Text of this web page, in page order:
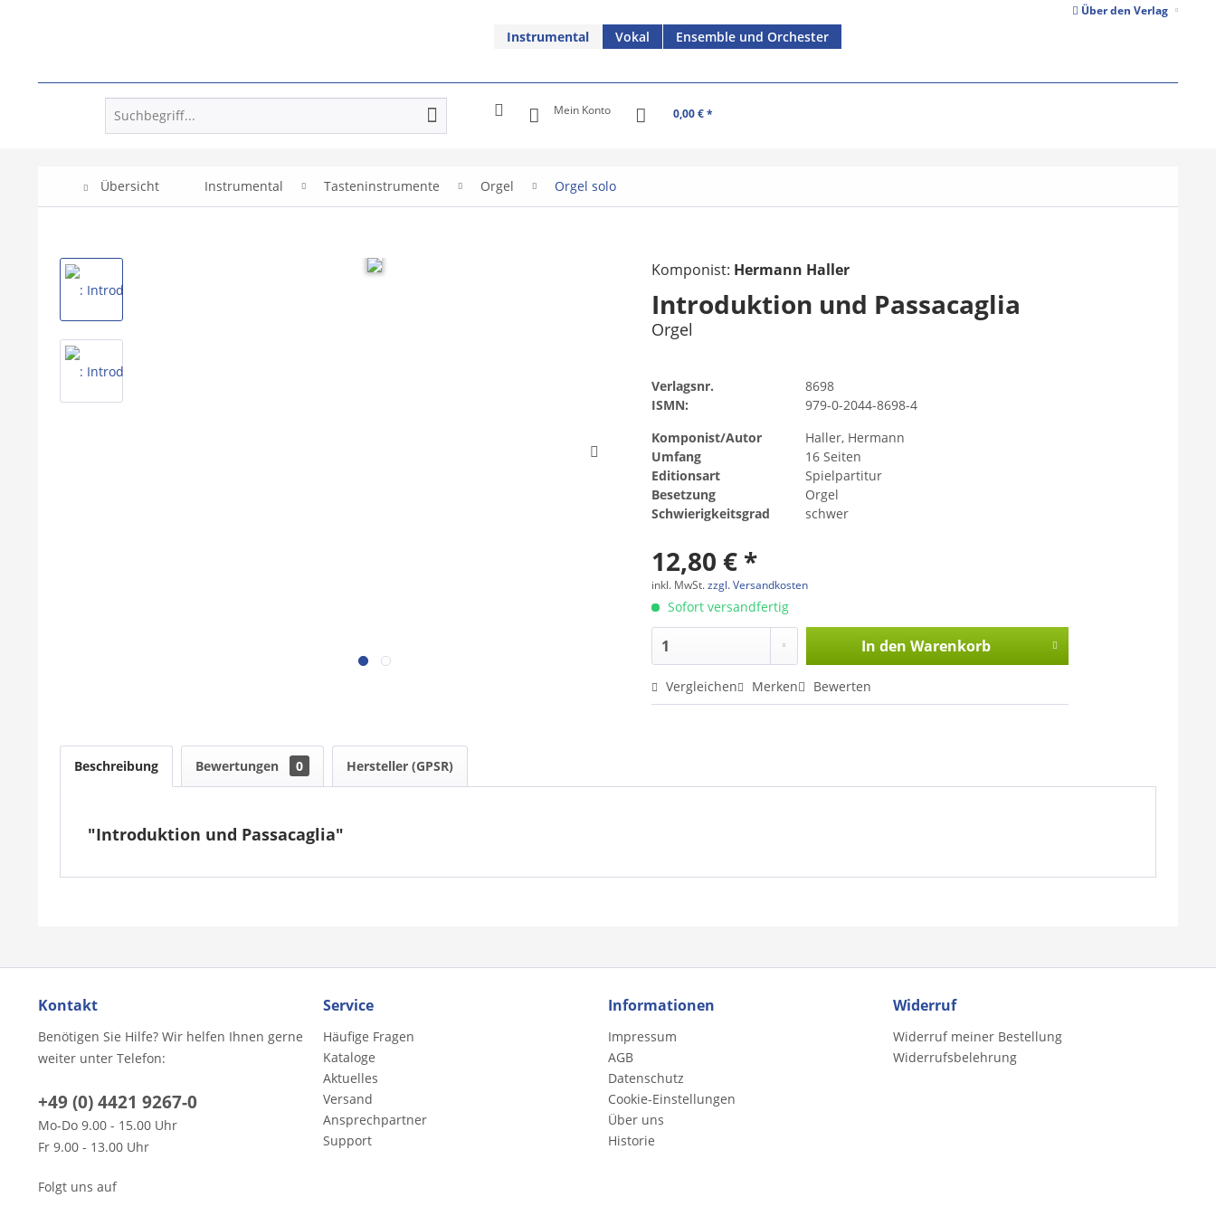
Über den Verlag
Instrumental Vokal Ensemble und Orchester
Mein Konto 0,00 € *
Übersicht Instrumental Tasteninstrumente Orgel Orgel solo
Komponist: Hermann Haller
Introduktion und Passacaglia
Orgel
Verlagsnr.
8698
ISMN:
979-0-2044-8698-4
Komponist/Autor
Haller, Hermann
Umfang
16 Seiten
Editionsart
Spielpartitur
Besetzung
Orgel
Schwierigkeitsgrad
schwer
12,80 € *
inkl. MwSt.zzgl. Versandkosten
Sofort versandfertig
In den Warenkorb
Vergleichen Merken Bewerten
Beschreibung Bewertungen 0 Hersteller (GPSR)
"Introduktion und Passacaglia"
Kontakt
Benötigen Sie Hilfe? Wir helfen Ihnen gerne
weiter unter Telefon:
+49 (0) 4421 9267-0
Mo-Do 9.00 - 15.00 Uhr
Fr 9.00 - 13.00 Uhr
Folgt uns auf
Service
Häufige Fragen
Kataloge
Aktuelles
Versand
Ansprechpartner
Support
Informationen
Impressum
AGB
Datenschutz
Cookie-Einstellungen
Über uns
Historie
Widerruf
Widerruf meiner Bestellung
Widerrufsbelehrung